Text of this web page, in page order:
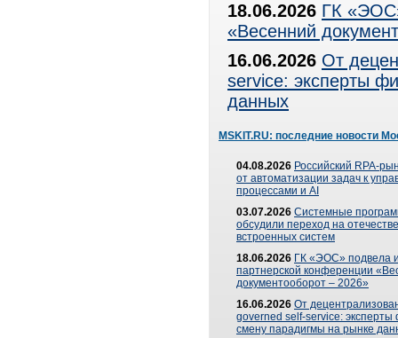
18.06.2026 ГК
«Весенний
16.06.2026 От
service: эксперты
данных
MSKIT.RU: последние новости
04.08.2026 Российский RPA-
от автоматизации задач к
процессами и AI
03.07.2026 Системные
обсудили переход на
встроенных систем
18.06.2026 ГК «ЭОС» подвела
партнерской конференции
документооборот – 2026»
16.06.2026 От
governed self-service: эксперты
смену парадигмы на рынке